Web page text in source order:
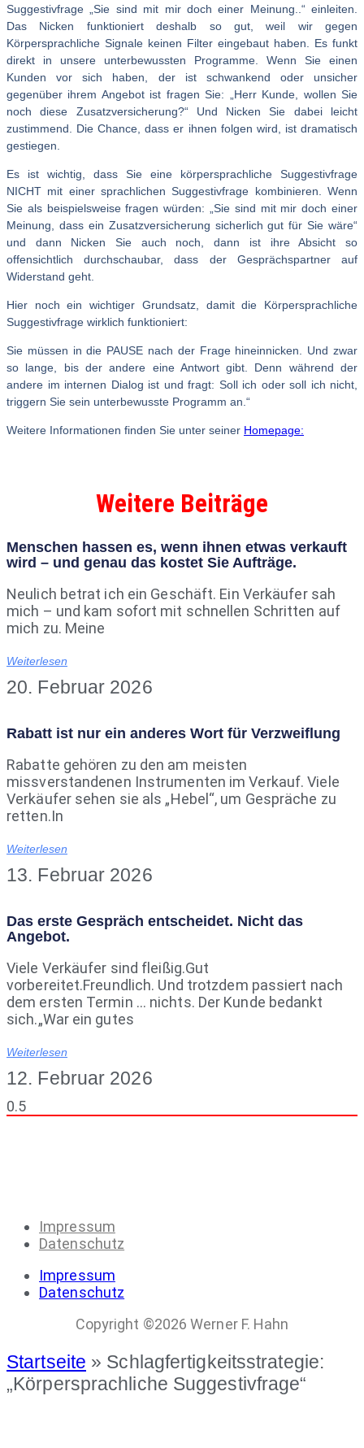
Suggestivfrage „Sie sind mit mir doch einer Meinung..“ einleiten.
Das Nicken funktioniert deshalb so gut, weil wir gegen
Körpersprachliche Signale keinen Filter eingebaut haben. Es funkt
direkt in unsere unterbewussten Programme. Wenn Sie einen
Kunden vor sich haben, der ist schwankend oder unsicher
gegenüber ihrem Angebot ist fragen Sie: „Herr Kunde, wollen Sie
noch diese Zusatzversicherung?“ Und Nicken Sie dabei leicht
zustimmend. Die Chance, dass er ihnen folgen wird, ist dramatisch
gestiegen.
Es ist wichtig, dass Sie eine körpersprachliche Suggestivfrage
NICHT mit einer sprachlichen Suggestivfrage kombinieren. Wenn
Sie als beispielsweise fragen würden: „Sie sind mit mir doch einer
Meinung, dass ein Zusatzversicherung sicherlich gut für Sie wäre“
und dann Nicken Sie auch noch, dann ist ihre Absicht so
offensichtlich durchschaubar, dass der Gesprächspartner auf
Widerstand geht.
Hier noch ein wichtiger Grundsatz, damit die Körpersprachliche
Suggestivfrage wirklich funktioniert:
Sie müssen in die PAUSE nach der Frage hineinnicken. Und zwar
so lange, bis der andere eine Antwort gibt. Denn während der
andere im internen Dialog ist und fragt: Soll ich oder soll ich nicht,
triggern Sie sein unterbewusste Programm an.“
Weitere Informationen finden Sie unter seiner Homepage:
Weitere Beiträge
Menschen hassen es, wenn ihnen etwas verkauft
wird – und genau das kostet Sie Aufträge.
Neulich betrat ich ein Geschäft. Ein Verkäufer sah
mich – und kam sofort mit schnellen Schritten auf
mich zu. Meine
Weiterlesen
20. Februar 2026
Rabatt ist nur ein anderes Wort für Verzweiflung
Rabatte gehören zu den am meisten
missverstandenen Instrumenten im Verkauf. Viele
Verkäufer sehen sie als „Hebel“, um Gespräche zu
retten.In
Weiterlesen
13. Februar 2026
Das erste Gespräch entscheidet. Nicht das
Angebot.
Viele Verkäufer sind fleißig.Gut
vorbereitet.Freundlich. Und trotzdem passiert nach
dem ersten Termin … nichts. Der Kunde bedankt
sich.„War ein gutes
Weiterlesen
12. Februar 2026
Impressum
Datenschutz
Impressum
Datenschutz
Copyright ©2026 Werner F. Hahn
Startseite » Schlagfertigkeitsstrategie:
„Körpersprachliche Suggestivfrage“